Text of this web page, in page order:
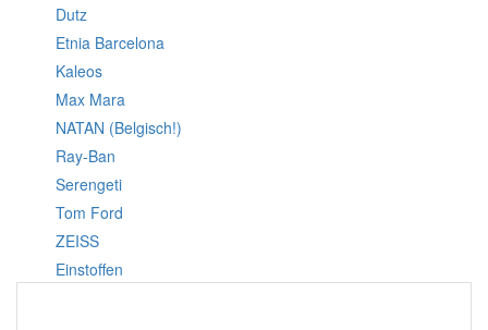
Dutz
Etnia Barcelona
Kaleos
Max Mara
NATAN (Belgisch!)
Ray-Ban
Serengeti
Tom Ford
ZEISS
Einstoffen